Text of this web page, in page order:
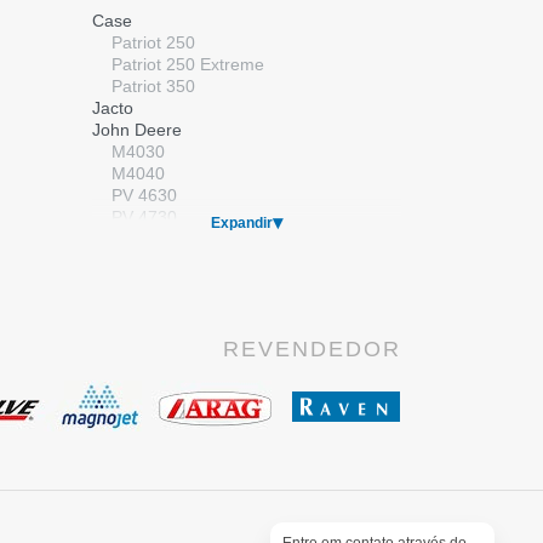
Válvulas Elétricas
Válvulas Manuais
Case
Patriot 250
Patriot 250 Extreme
Patriot 350
Jacto
John Deere
M4030
M4040
PV 4630
PV 4730
SP 2500 Premium
Stara
Gladiador
Imperador
Expandir
REVENDEDOR